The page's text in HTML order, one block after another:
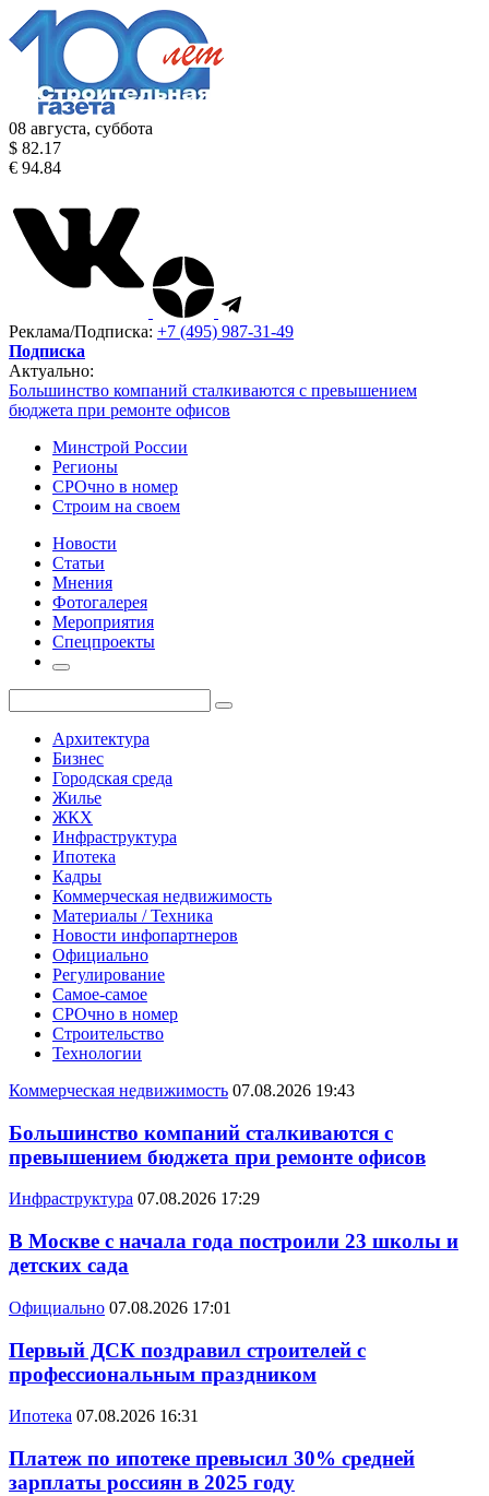
08 августа, суббота
$ 82.17
€ 94.84
Реклама/Подписка: +7 (495) 987-31-49
Подписка
Актуально:
Большинство компаний сталкиваются с превышением
бюджета при ремонте офисов
Минстрой России
Регионы
СРОчно в номер
Строим на своем
Новости
Статьи
Мнения
Фотогалерея
Мероприятия
Спецпроекты
Архитектура
Бизнес
Городская среда
Жилье
ЖКХ
Инфраструктура
Ипотека
Кадры
Коммерческая недвижимость
Материалы / Техника
Новости инфопартнеров
Официально
Регулирование
Самое-самое
СРОчно в номер
Строительство
Технологии
Коммерческая недвижимость 07.08.2026 19:43
Большинство компаний сталкиваются с
превышением бюджета при ремонте офисов
Инфраструктура 07.08.2026 17:29
В Москве с начала года построили 23 школы и
детских сада
Официально 07.08.2026 17:01
Первый ДСК поздравил строителей с
профессиональным праздником
Ипотека 07.08.2026 16:31
Платеж по ипотеке превысил 30% средней
зарплаты россиян в 2025 году